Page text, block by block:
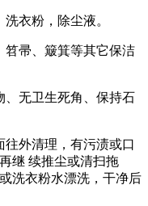
衣粉，除尘液。
笤帚、簸箕等其它保洁
、无卫生死角、保持石
外清理，有污渍或口
继 续推尘或清扫拖
洗衣粉水漂洗，干净后